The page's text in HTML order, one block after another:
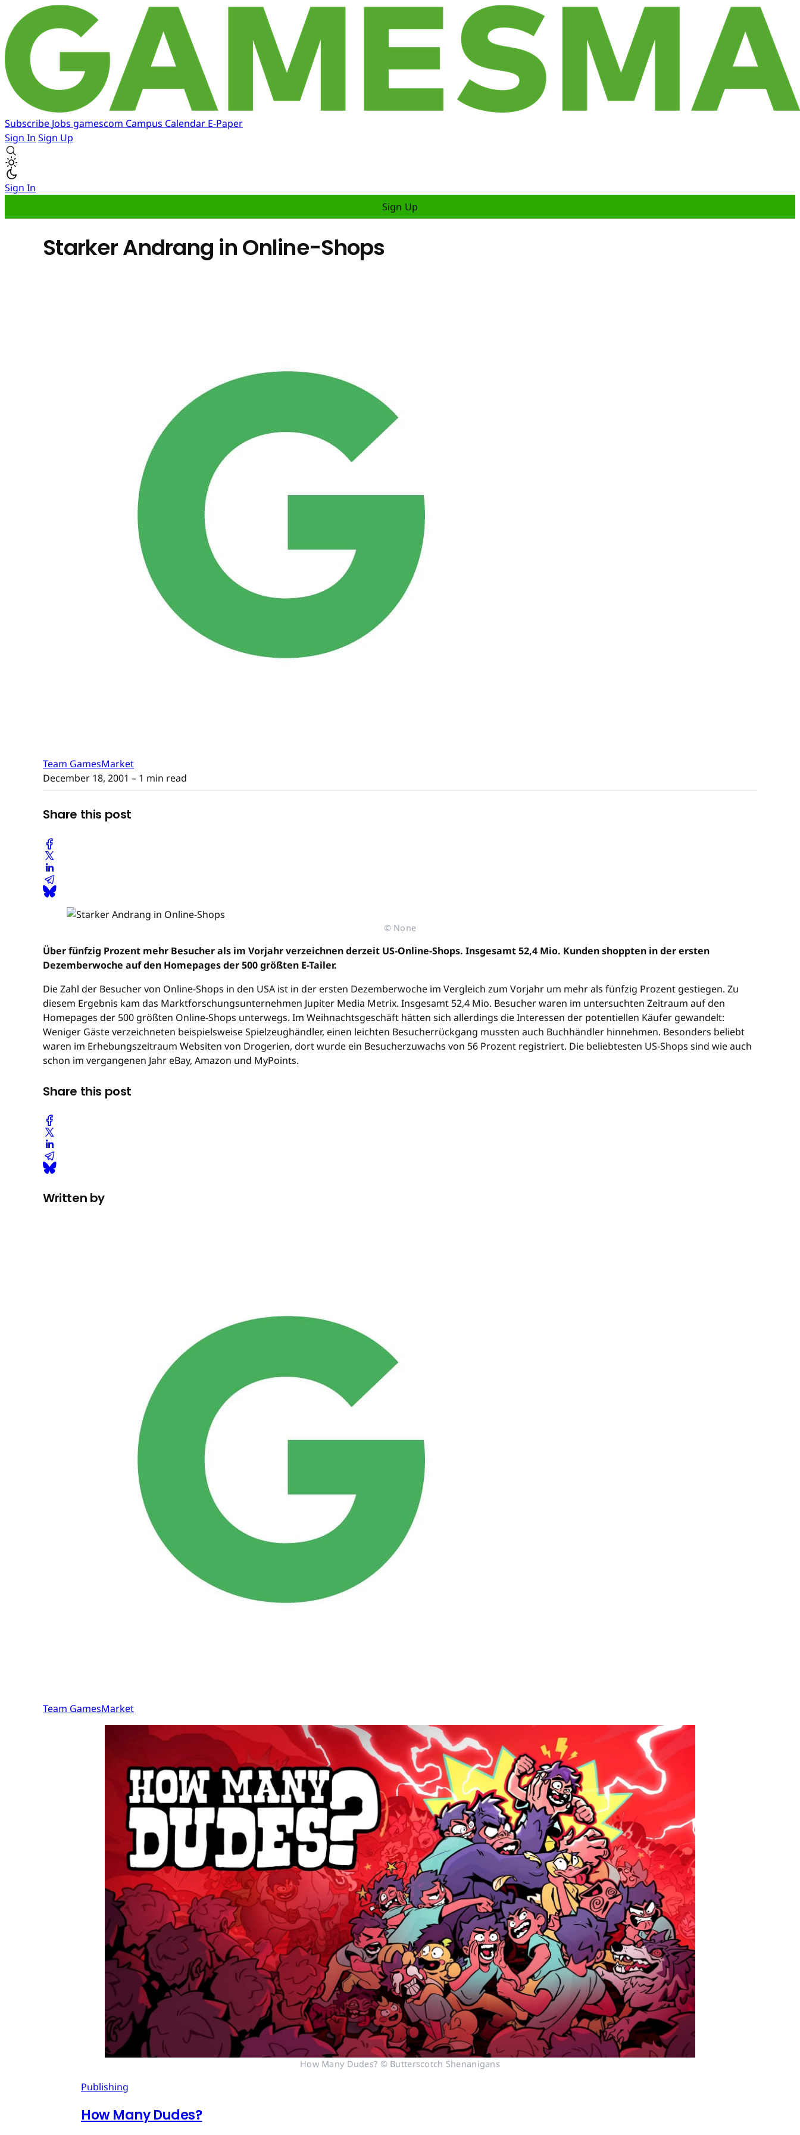
Subscribe Jobs gamescom Campus Calendar E-Paper
Sign In Sign Up
Sign In
Sign Up
Starker Andrang in Online-Shops
Team GamesMarket
December 18, 2001 – 1 min read
Share this post
© None
Über fünfzig Prozent mehr Besucher als im Vorjahr verzeichnen derzeit US-Online-Shops. Insgesamt 52,4 Mio. Kunden shoppten in der ersten
Dezemberwoche auf den Homepages der 500 größten E-Tailer.
Die Zahl der Besucher von Online-Shops in den USA ist in der ersten Dezemberwoche im Vergleich zum Vorjahr um mehr als fünfzig Prozent gestiegen. Zu
diesem Ergebnis kam das Marktforschungsunternehmen Jupiter Media Metrix. Insgesamt 52,4 Mio. Besucher waren im untersuchten Zeitraum auf den
Homepages der 500 größten Online-Shops unterwegs. Im Weihnachtsgeschäft hätten sich allerdings die Interessen der potentiellen Käufer gewandelt:
Weniger Gäste verzeichneten beispielsweise Spielzeughändler, einen leichten Besucherrückgang mussten auch Buchhändler hinnehmen. Besonders beliebt
waren im Erhebungszeitraum Websiten von Drogerien, dort wurde ein Besucherzuwachs von 56 Prozent registriert. Die beliebtesten US-Shops sind wie auch
schon im vergangenen Jahr eBay, Amazon und MyPoints.
Share this post
Written by
Team GamesMarket
How Many Dudes? © Butterscotch Shenanigans
Publishing
How Many Dudes?